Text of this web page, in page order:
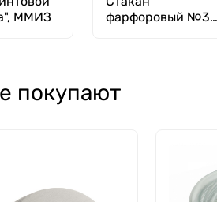
ММИЗ
фарфоровый №3,
покупают